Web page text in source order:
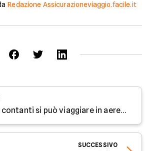
Redazione Assicurazioneviaggio.facile.it
Con quanti contanti si può viaggiare in aereo?
SUCCESSIVO